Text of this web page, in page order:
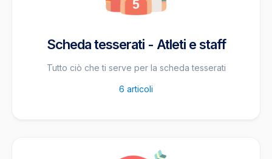
Scheda tesserati - Atleti e staff
Tutto ciò che ti serve per la scheda tesserati
6 articoli